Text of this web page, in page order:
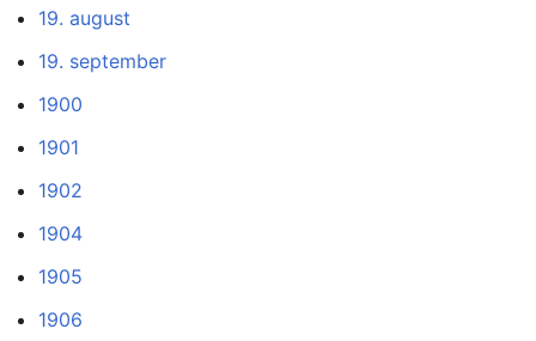
19. august
19. september
1900
1901
1902
1904
1905
1906